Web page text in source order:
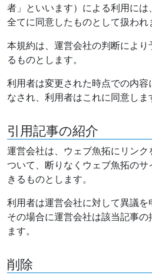
者」といいます）による利用に
全てに同意したものとして扱われ
本規約は、運営会社の判断により
るものとします。
利用者は変更された時点での内
なされ、利用者はこれに同意しま
引用記事の紹介
運営会社は、ウェブ魚拓にリンク
ついて、断りなくウェブ魚拓の
きるものとします。
利用者は運営会社に対して異議を
その場合に運営会社は該当記事
ます。
削除